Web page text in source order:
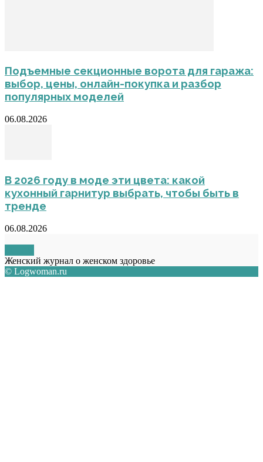
Подъемные секционные ворота для гаража:
выбор, цены, онлайн-покупка и разбор
популярных моделей
06.08.2026
В 2026 году в моде эти цвета: какой
кухонный гарнитур выбрать, чтобы быть в
тренде
06.08.2026
Женский журнал о женском здоровье
© Logwoman.ru